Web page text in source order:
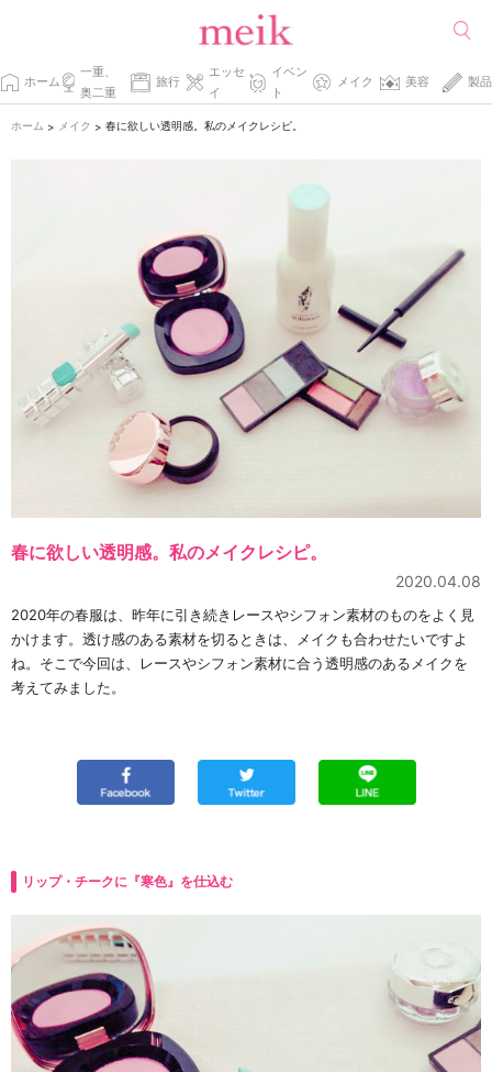
ホーム
一重、
奥二重
旅行
エッセ
イ
イベン
ト
メイク 美容 製品
ホーム > メイク > 春に欲しい透明感。私のメイクレシピ。
春に欲しい透明感。私のメイクレシピ。
2020.04.08
2020年の春服は、昨年に引き続きレースやシフォン素材のものをよく見
かけます。透け感のある素材を切るときは、メイクも合わせたいですよ
ね。そこで今回は、レースやシフォン素材に合う透明感のあるメイクを
考えてみました。
リップ・チークに『寒色』を仕込む